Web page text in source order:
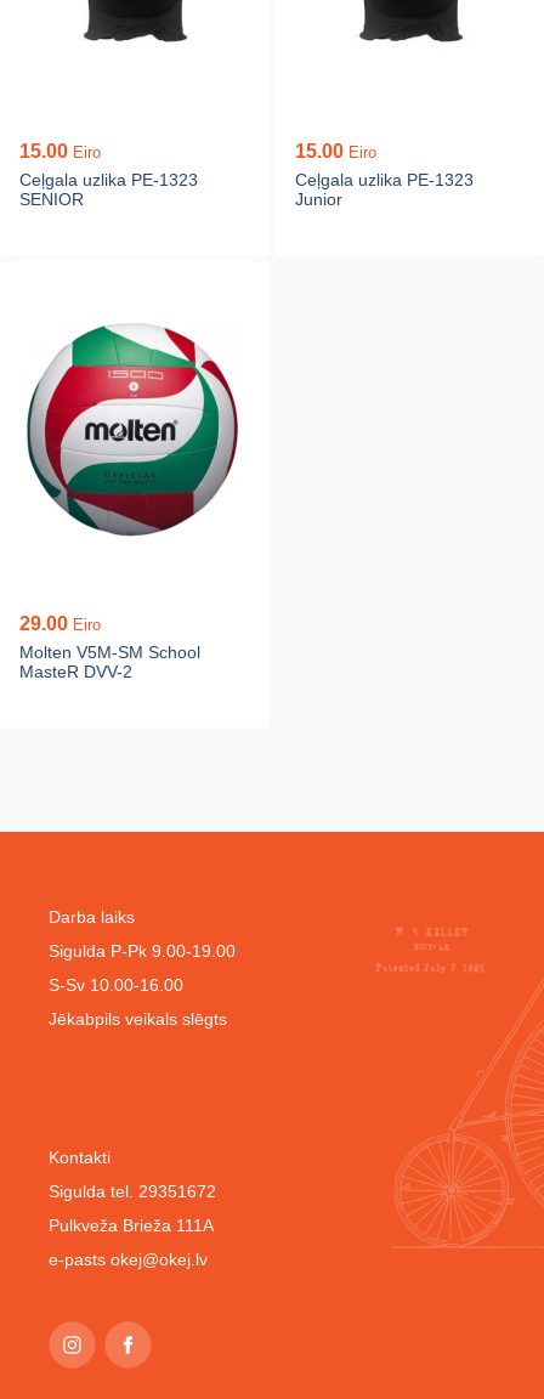
15.00 Eiro
Ceļgala uzlika PE-1323
SENIOR
15.00 Eiro
Ceļgala uzlika PE-1323
Junior
29.00 Eiro
Molten V5M-SM School
MasteR DVV-2
Kontakti
Sigulda tel. 29351672
Pulkveža Brieža 111A
e-pasts okej@okej.lv
Darba laiks
Sigulda P-Pk 9.00-19.00
S-Sv 10.00-16.00
Jēkabpils veikals slēgts